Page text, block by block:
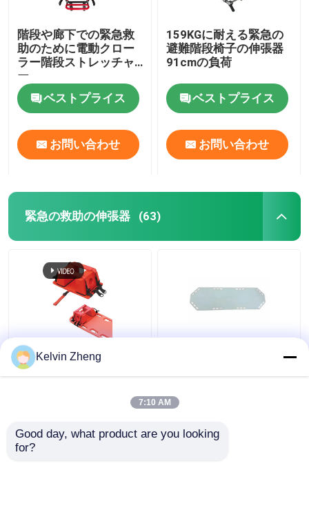
階段や廊下での緊急救
助のために電動クロー
ラー階段ストレッチャ
ー
ベストプライス
お問い合わせ
159KGに耐える緊急の
避難階段椅子の伸張器
91cmの負荷
ベストプライス
お問い合わせ
緊急の救助の伸張器 (63)
186CMは22人の入院患
助の伸張器のキャンバ
スに乗る
Kelvin Zheng
7:10 AM
Good day, what product are you looking
for?